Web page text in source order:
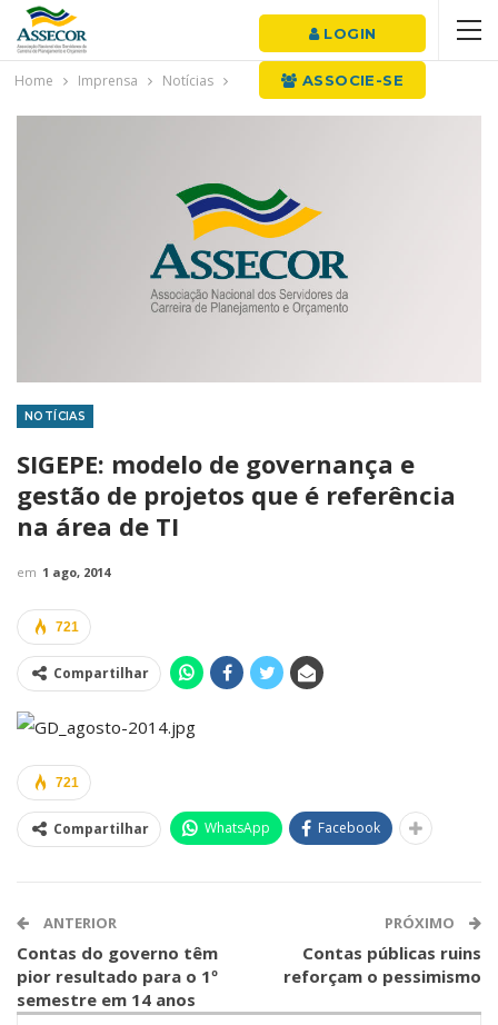
LOGIN
ASSOCIE-SE
Home Imprensa Notícias
NOTÍCIAS
SIGEPE: modelo de governança e
gestão de projetos que é referência
na área de TI
em 1 ago, 2014
721
Compartilhar
721
Compartilhar WhatsApp Facebook
ANTERIOR
Contas do governo têm
pior resultado para o 1º
semestre em 14 anos
PRÓXIMO
Contas públicas ruins
reforçam o pessimismo